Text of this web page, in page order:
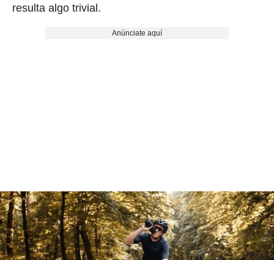
resulta algo trivial.
Anúnciate aquí